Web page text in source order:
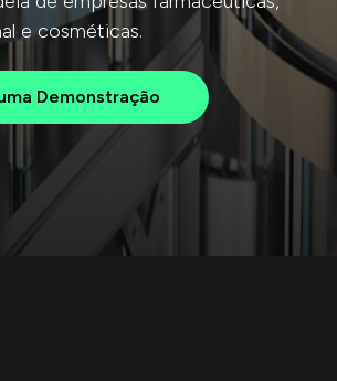
e cosméticas.
Demonstração